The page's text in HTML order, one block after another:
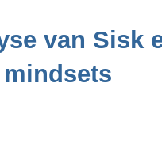
van Sisk